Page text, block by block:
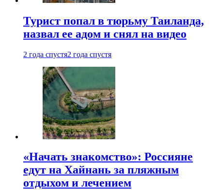
Турист попал в тюрьму Таиланда,
назвал ее адом и снял на видео
2 года спустя2 года спустя
«Начать знакомство»: Россияне
едут на Хайнань за пляжным
отдыхом и лечением